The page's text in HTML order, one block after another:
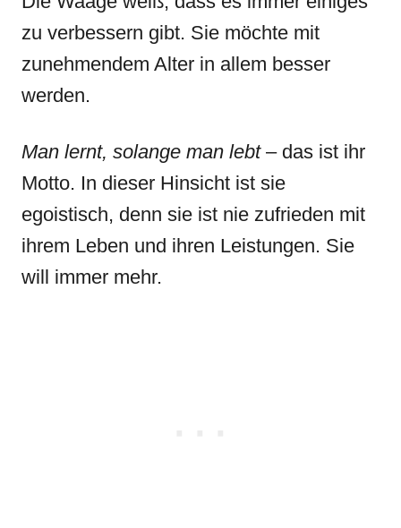
zu verbessern gibt. Sie möchte mit
zunehmendem Alter in allem besser
werden.
Man lernt, solange man lebt– das ist ihr
Motto. In dieser Hinsicht ist sie
egoistisch, denn sie ist nie zufrieden mit
ihrem Leben und ihren Leistungen. Sie
will immer mehr.